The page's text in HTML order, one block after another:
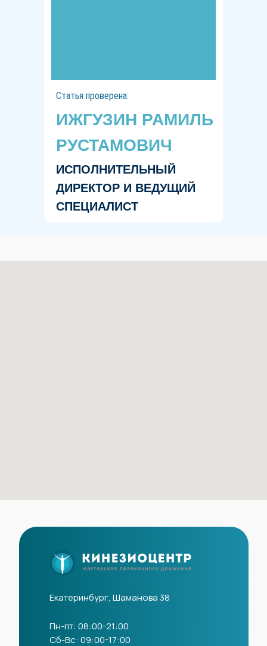
Статья проверена:
ИЖГУЗИН РАМИЛЬ
РУСТАМОВИЧ
ИСПОЛНИТЕЛЬНЫЙ
ДИРЕКТОР И ВЕДУЩИЙ
СПЕЦИАЛИСТ
Екатеринбург, Шаманова 38
Пн-пт: 08:00-21:00
Сб-Вс: 09:00-17:00